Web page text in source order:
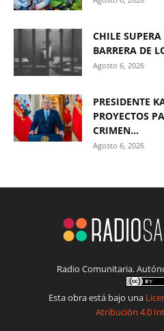
CHILE
BARRERA DE
Agosto 6, 2026
PRESIDENTE
PROYECTOS
CRIMEN...
Agosto 6, 2026
Radio Comunitaria.
Esta obra está bajo una
Atribución 4.0